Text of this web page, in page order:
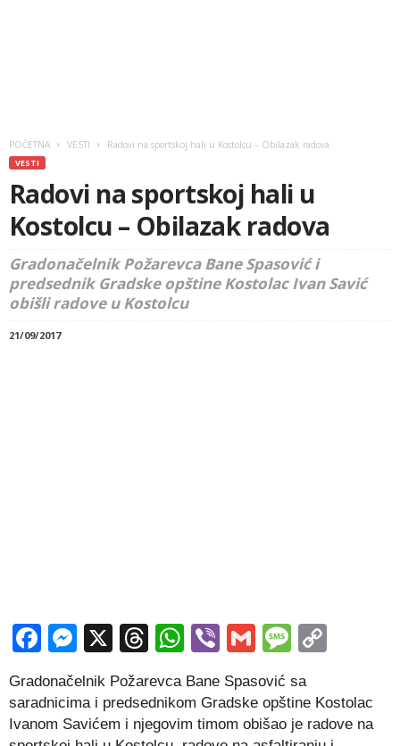
POČETNA VESTI Radovi na sportskoj hali u Kostolcu – Obilazak radova
VESTI
Radovi na sportskoj hali u
Kostolcu – Obilazak radova
Gradonačelnik Požarevca Bane Spasović i
predsednik Gradske opštine Kostolac Ivan Savić
obišli radove u Kostolcu
21/09/2017
Facebook
Messenger
X Threads
WhatsApp
ViberGmail
Gradonačelnik Požarevca Bane Spasović sa
saradnicima i predsednikom Gradske opštine Kostolac
Ivanom Savićem i njegovim timom obišao je radove na